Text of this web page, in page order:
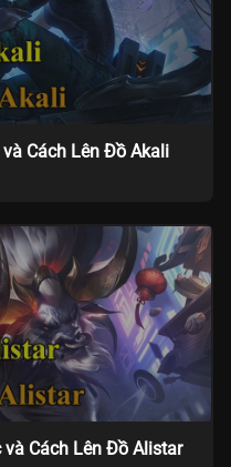
Cách Lên Đồ Akali
Cách Lên Đồ Alistar